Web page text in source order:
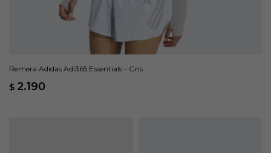
Remera Adidas Adi365 Essentials - Gris
$ 2.190